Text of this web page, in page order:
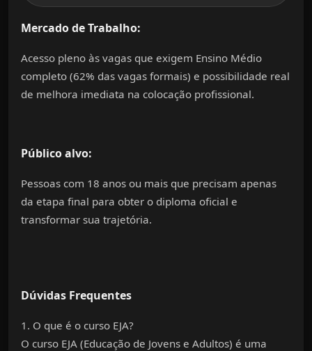
Mercado de Trabalho:
Acesso pleno às vagas que exigem Ensino Médio
completo (62% das vagas formais) e possibilidade real
de melhora imediata na colocação profissional.
Público alvo:
Pessoas com 18 anos ou mais que precisam apenas
da etapa final para obter o diploma oficial e
transformar sua trajetória.
Dúvidas Frequentes
1. O que é o curso EJA?
O curso EJA (Educação de Jovens e Adultos) é uma